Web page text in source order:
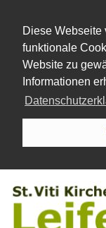
Diese
funktionale
Website zu
Informationen